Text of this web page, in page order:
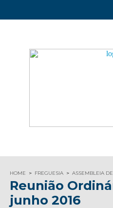
HOME FREGUESIA ASSEMBLEIA
Reunião
junho 2016